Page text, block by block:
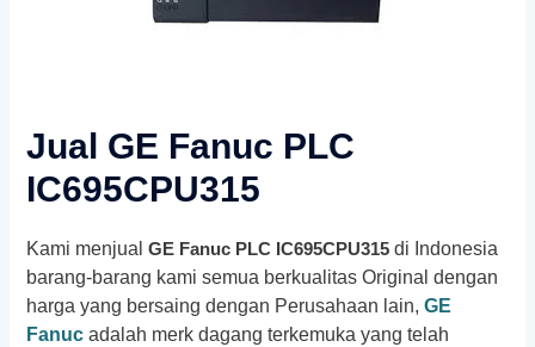
Jual GE Fanuc PLC
IC695CPU315
Kami menjualGE Fanuc PLC IC695CPU315 di Indonesia
barang-barang kami semua berkualitas Original dengan
harga yang bersaing dengan Perusahaan lain,GE
Fanuc adalah merk dagang terkemuka yang telah